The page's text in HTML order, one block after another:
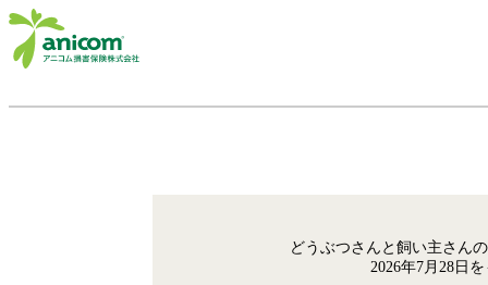
どうぶつさんと飼い主さん
2026年7月28日